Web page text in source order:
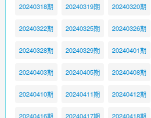
20240318期 20240319期 20240320期
20240322期 20240325期 20240326期
20240328期 20240329期 20240401期
20240403期 20240405期 20240408期
20240410期 20240411期 20240412期
20240416期 20240417期 20240418期